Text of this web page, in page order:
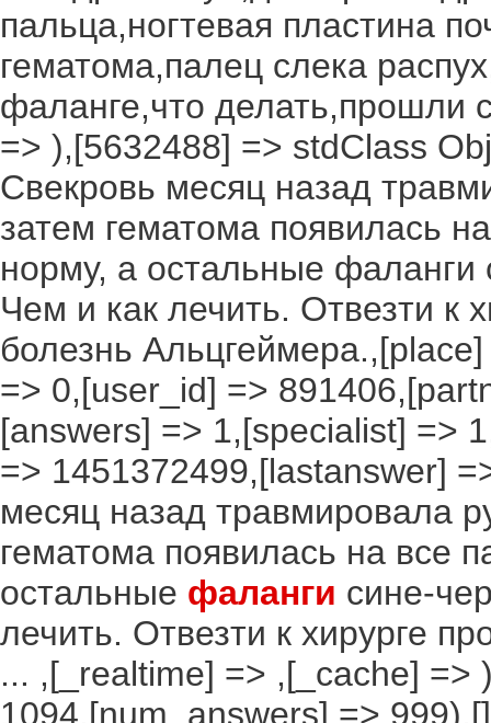
пальца,ногтевая пластина
гематома,палец слека
фаланге,что делать,прошли
=> ),[5632488] => stdClass
Свекровь месяц назад
затем гематома появилась
норму, а остальные фаланги
Чем и как лечить. Отвезти к
болезнь
=> 0,[user_id] =>
[answers] => 1,[specialist] =>
=> 1451372499,[lastanswer]
месяц назад травмировала
гематома появилась на все
остальные фаланги сине-
лечить. Отвезти к хирурге
... ,[_realtime] => ,[_cache] =>
1094,[num_answers] =>